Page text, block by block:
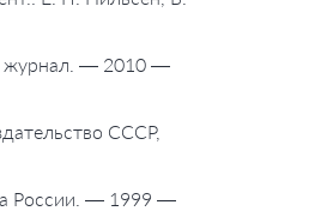
журнал. — 2010 —
СССР,
России. — 1999 —